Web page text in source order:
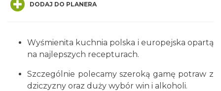
DODAJ DO PLANERA
Wyśmienita kuchnia polska i europejska opartą
na najlepszych recepturach.
Szczególnie polecamy szeroką gamę potraw z
dziczyzny oraz duży wybór win i alkoholi.